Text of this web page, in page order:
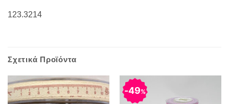
123.3214
Σχετικά Προϊόντα
49%